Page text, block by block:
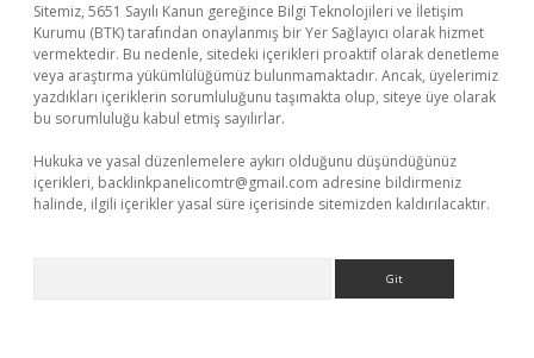
Sitemiz, 5651 Sayılı Kanun gereğince Bilgi Teknolojileri ve İletişim
Kurumu (BTK) tarafından onaylanmış bir Yer Sağlayıcı olarak hizmet
vermektedir. Bu nedenle, sitedeki içerikleri proaktif olarak denetleme
veya araştırma yükümlülüğümüz bulunmamaktadır. Ancak, üyelerimiz
yazdıkları içeriklerin sorumluluğunu taşımakta olup, siteye üye olarak
bu sorumluluğu kabul etmiş sayılırlar.
Hukuka ve yasal düzenlemelere aykırı olduğunu düşündüğünüz
içerikleri, backlinkpanelicomtr@gmail.com adresine bildirmeniz
halinde, ilgili içerikler yasal süre içerisinde sitemizden kaldırılacaktır.